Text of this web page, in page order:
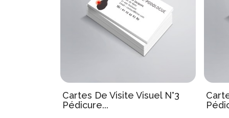
Cartes De Visite Visuel N°3
Pédicure...